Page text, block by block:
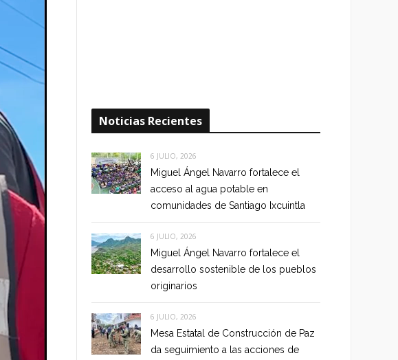
Noticias Recientes
6 JULIO, 2026
Miguel Ángel Navarro fortalece el
acceso al agua potable en
comunidades de Santiago Ixcuintla
6 JULIO, 2026
Miguel Ángel Navarro fortalece el
desarrollo sostenible de los pueblos
originarios
6 JULIO, 2026
Mesa Estatal de Construcción de Paz
da seguimiento a las acciones de